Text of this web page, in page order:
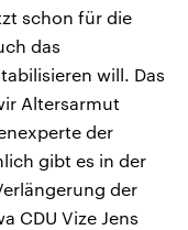
schon für die
das
will. Das
Altersarmut
der
gibt es in der
der
CDU Vize Jens